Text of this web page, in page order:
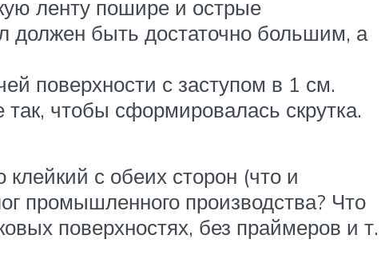
ленту пошире и острые
должен быть достаточно большим, а
поверхности с заступом в 1 см.
чтобы сформировалась скрутка.
клейкий с обеих сторон (что и
промышленного производства? Что
поверхностях, без праймеров и т.